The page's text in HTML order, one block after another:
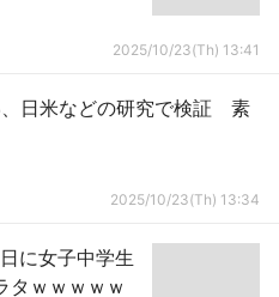
2025/10/23(Th) 13:41
、日米などの研究で検証 素
2025/10/23(Th) 13:34
に女子中学生
タｗｗｗｗｗ